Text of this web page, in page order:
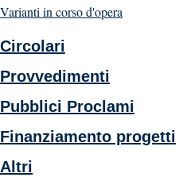
Varianti in corso d'opera
Circolari
Provvedimenti
Pubblici Proclami
Finanziamento progetti
Altri